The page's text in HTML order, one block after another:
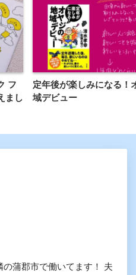
フ
まし
定年後が楽しみになる！
域デビュー
蒲郡市で働いてます！ 夫